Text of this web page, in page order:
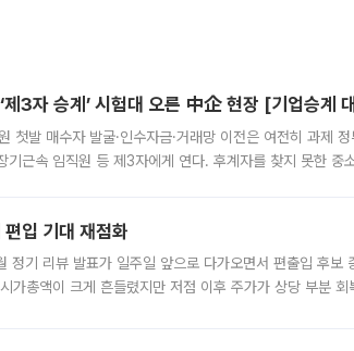
3자 승계’ 시험대 오른 中企 현장 [기업승계
첫발 매수자 발굴·인수자금·거래망 이전은 여전히 과제
기근속 임직원 등 제3자에게 연다. 후계자를 찾지 못한 중
입 기대 재점화
기 리뷰 발표가 일주일 앞으로 다가오면서 편출입 후보
가총액이 크게 흔들렸지만 저점 이후 주가가 상당 부분 회